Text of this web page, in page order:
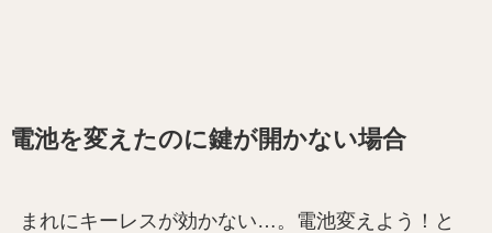
電池を変えたのに鍵が開かない場合
まれにキーレスが効かない…。電池変えよう！と